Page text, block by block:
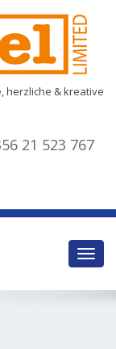
herzliche & kreative
21 523 767